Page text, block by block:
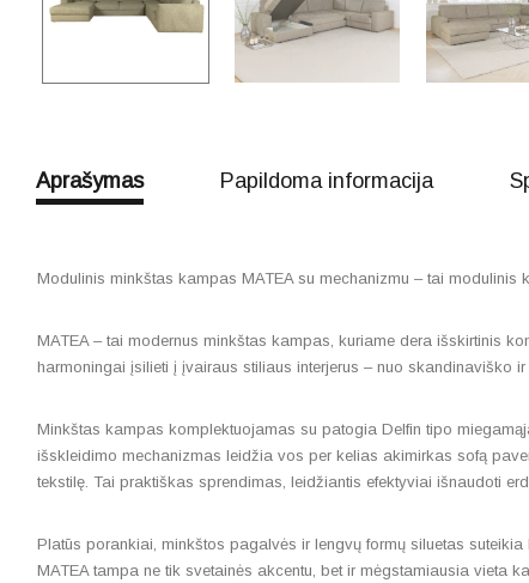
Aprašymas Papildoma informacija
Modulinis minkštas kampas MATEA su mechanizmu – tai modulinis
MATEA – tai modernus minkštas kampas, kuriame dera išskirtinis
harmoningai įsilieti į įvairaus stiliaus interjerus – nuo skandinaviško
Minkštas kampas komplektuojamas su patogia Delfin tipo
išskleidimo mechanizmas leidžia vos per kelias akimirkas sofą
tekstilę. Tai praktiškas sprendimas, leidžiantis efektyviai išnaudoti
Platūs porankiai, minkštos pagalvės ir lengvų formų siluetas
MATEA tampa ne tik svetainės akcentu, bet ir mėgstamiausia